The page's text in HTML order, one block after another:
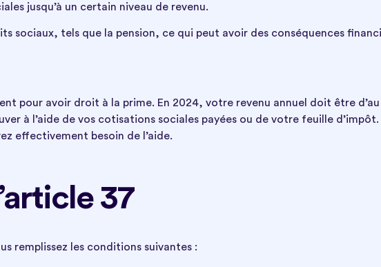
jusqu’à un certain niveau de revenu.
sociaux, tels que la pension, ce qui peut avoir des conséquences
pour avoir droit à la prime. En 2024, votre revenu annuel doit être d’au
à l’aide de vos cotisations sociales payées ou de votre feuille d’impôt.
effectivement besoin de l’aide.
37
remplissez les conditions suivantes :